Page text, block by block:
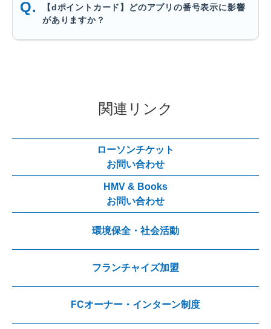
【dポイントカード】どのアプリの番号表示に影響
がありますか？
関連リンク
ローソンチケット
お問い合わせ
HMV & Books
お問い合わせ
環境保全・社会活動
フランチャイズ加盟
FCオーナー・インターン制度